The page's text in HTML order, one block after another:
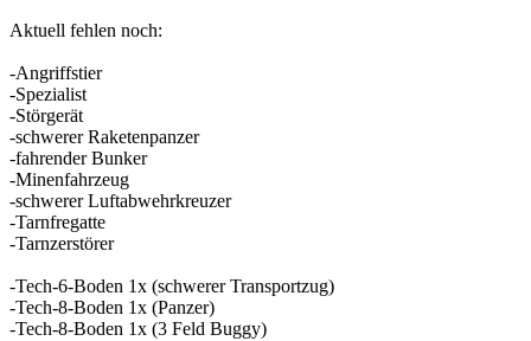
Aktuell fehlen noch:
-Angriffstier
-Spezialist
-Störgerät
-schwerer Raketenpanzer
-fahrender Bunker
-Minenfahrzeug
-schwerer Luftabwehrkreuzer
-Tarnfregatte
-Tarnzerstörer
-Tech-6-Boden 1x (schwerer Transportzug)
-Tech-8-Boden 1x (Panzer)
-Tech-8-Boden 1x (3 Feld Buggy)